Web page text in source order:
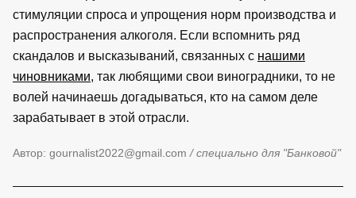
стимуляции спроса и упрощения норм производства и
распространения алкоголя. Если вспомнить ряд
скандалов и высказываний, связанных с нашими
чиновниками, так любящими свои виноградники, то не
волей начинаешь догадываться, кто на самом деле
зарабатывает в этой отрасли.
Автор: gournalist2022@gmail.com / специально для "Банковой"